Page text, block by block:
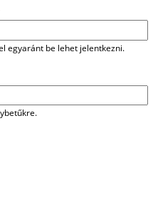
egyaránt be lehet jelentkezni.